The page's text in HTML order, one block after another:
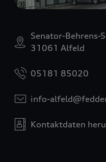
Senator-Behrens-
31061 Alfeld
05181 85020
info-
Kontaktdaten